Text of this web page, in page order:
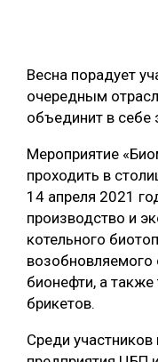
ЛОГИСТИКА
ЦБП
КОМПЛЕКСНАЯ
ЛЕСОПИЛЕНИЕ
ДЕРЕВЯННОЕ
СОРТИРОВКА
ТЕМАТИЧЕСКИЕ
Весна порадует
очередным
объединит в себе
Мероприятие
проходить в
14 апреля 2021
производство и
котельного
возобновляемого
бионефти, а также
брикетов.
Среди